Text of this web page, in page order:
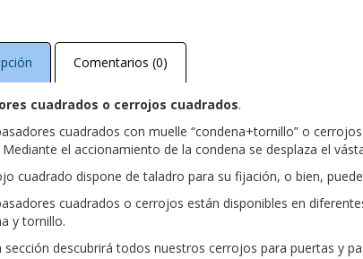
Comentarios (0)
cuadrados o cerrojos cuadrados.
cuadrados con muelle “condena+tornillo” o
el accionamiento de la condena se desplaza el
cuadrado dispone de taladro para su fijación, o bien,
cuadrados o cerrojos están disponibles en
y tornillo.
sección descubrirá todos nuestros cerrojos para puertas y